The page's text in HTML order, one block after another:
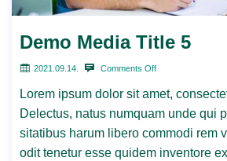
Demo Media Title 5
2021.09.14. Comments Off
Lorem ipsum dolor sit amet,
Delectus, natus numquam unde qui
sitatibus harum libero commodi rem
odit tenetur esse quidem inventore